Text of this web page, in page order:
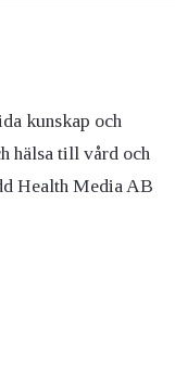
kunskap och
hälsa till vård och
Health Media AB